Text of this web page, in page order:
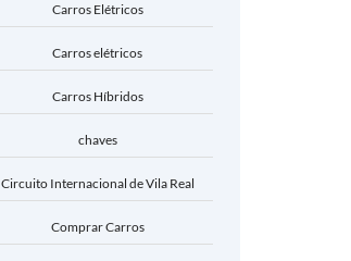
Carros Elétricos
Carros elétricos
Carros Híbridos
chaves
Circuito Internacional de Vila Real
Comprar Carros